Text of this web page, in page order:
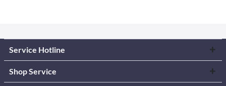
Service Hotline
Shop Service